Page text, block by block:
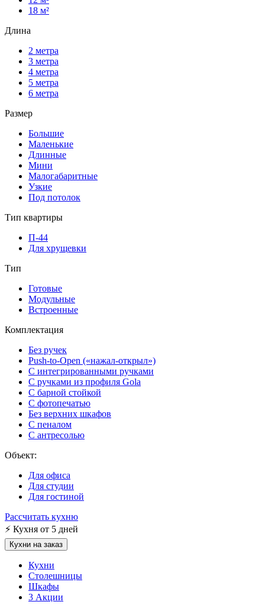
18 м²
Длина
2 метра
3 метра
4 метра
5 метра
6 метра
Размер
Большие
Маленькие
Длинные
Мини
Малогабаритные
Узкие
Под потолок
Тип квартиры
П-44
Для хрущевки
Тип
Готовые
Модульные
Встроенные
Комплектация
Без ручек
Push-to-Open («нажал-открыл»)
С интегрированными ручками
С ручками из профиля Gola
С барной стойкой
С фотопечатью
Без верхних шкафов
С пеналом
С антресолью
Объект:
Для офиса
Для студии
Для гостиной
Рассчитать кухню
⚡ Кухня от 5 дней
Кухни на заказ
Кухни
Столешницы
Шкафы
3 Акции